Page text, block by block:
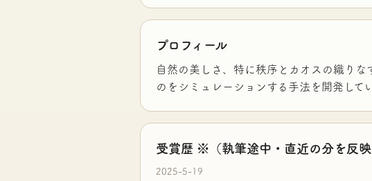
プロフィール
自然の美しさ、特に秩序とカオスの織り
のをシミュレーションする手法を開発してい
受賞歴 ※（執筆途中・直近の分を反映
2025-5-19